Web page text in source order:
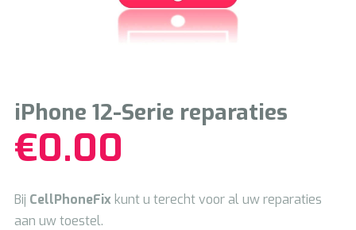
iPhone 12-Serie reparaties
€0.00
Bij CellPhoneFix kunt u terecht voor al uw reparaties
aan uw toestel.